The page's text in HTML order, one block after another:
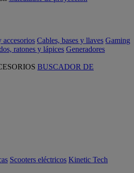
accesorios Cables, bases y llaves Gaming
ratones y lápices Generadores
BUSCADOR DE
Scooters eléctricos Kinetic Tech